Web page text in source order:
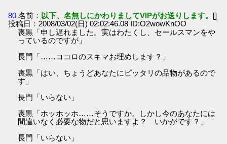
80 名前： 以下、名無しにかわりましてVIPがお送りします。 []
投稿日：2008/03/02(日) 02:02:46.08 ID:O2wowKnOO
喪黒「申し遅れました。実はわたくし、セールスマンをや
っているのですが」
長門「……ココロのスキマお埋めします？」
喪黒「はい、ちょうどあなたにピッタリの品物があるので
す」
長門「いらない」
喪黒「ホッホッホ……そうですか。しかし今のあなたには
間違いなく必要な物だと思いますよ？ いかがです？」
長門「いらない」